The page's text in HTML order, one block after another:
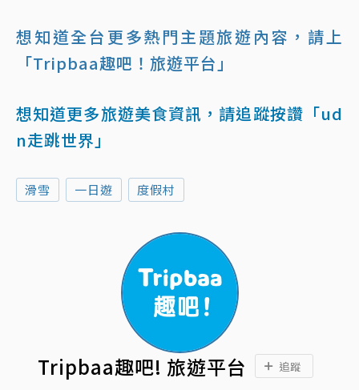
想知道全台更多熱門主題旅遊內容，請上
「Tripbaa趣吧！旅遊平台」
想知道更多旅遊美食資訊，請追蹤按讚「ud
n走跳世界」
滑雪 一日遊 度假村
Tripbaa趣吧! 旅遊平台 追蹤